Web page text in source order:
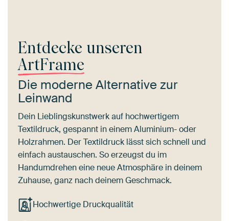
Entdecke unseren
ArtFrame
Die moderne Alternative zur
Leinwand
Dein Lieblingskunstwerk auf hochwertigem
Textildruck, gespannt in einem Aluminium- oder
Holzrahmen. Der Textildruck lässt sich schnell und
einfach austauschen. So erzeugst du im
Handumdrehen eine neue Atmosphäre in deinem
Zuhause, ganz nach deinem Geschmack.
Hochwertige Druckqualität